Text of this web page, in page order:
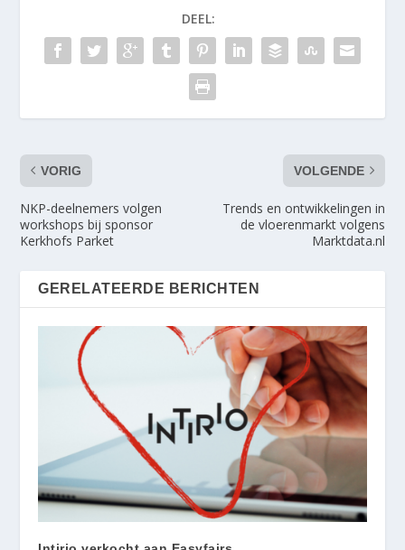
DEEL:
VORIG
NKP-deelnemers volgen
workshops bij sponsor
Kerkhofs Parket
VOLGENDE
Trends en ontwikkelingen in
de vloerenmarkt volgens
Marktdata.nl
GERELATEERDE BERICHTEN